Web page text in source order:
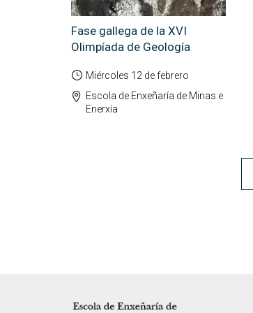
Fase gallega de la XVI
Olimpíada de Geología
Miércoles 12 de febrero
Escola de Enxeñaría de Minas e
Enerxía
LOGOTIPO